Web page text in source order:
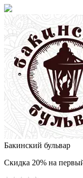
Бакинский бульвар
Скидка 20% на